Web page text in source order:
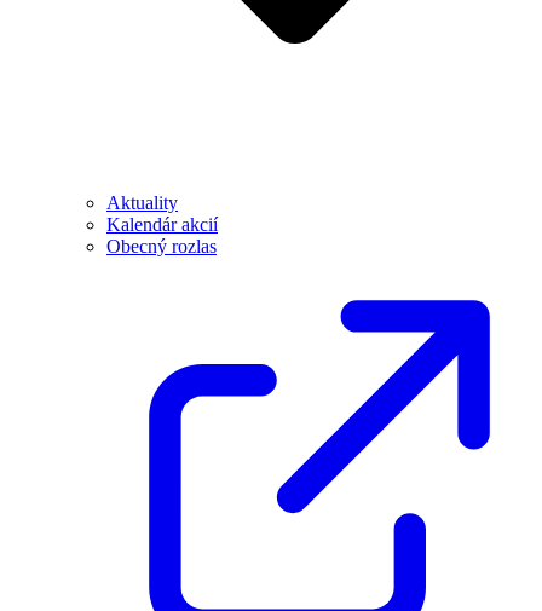
Aktuality
Kalendár akcií
Obecný rozlas